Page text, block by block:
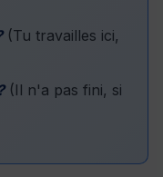
(Tu travailles ici,
(Il n'a pas fini, si